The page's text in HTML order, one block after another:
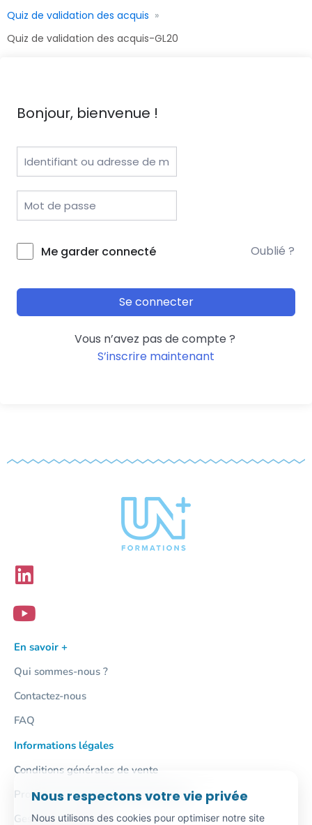
Quiz de validation des acquis
Quiz de validation des acquis-GL20
Bonjour, bienvenue !
Me garder connecté Oublié ?
Se connecter
Vous n’avez pas de compte ?
S’inscrire maintenant
En savoir +
Qui sommes-nous ?
Contactez-nous
FAQ
Informations légales
Conditions générales de vente
Protection des données personnelles
Gestion des cookies
Nous respectons votre vie privée
Nous utilisons des cookies pour optimiser notre site